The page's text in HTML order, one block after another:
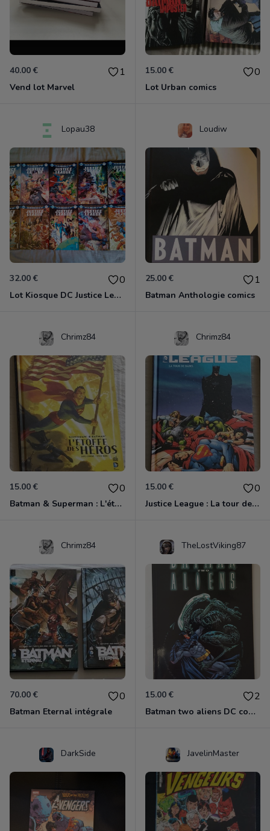
40.00 € 1
Vend lot Marvel
15.00 € 0
Lot Urban comics
Lopau38
32.00 € 0
Lot Kiosque DC Justice League Rebirth
Loudiw
25.00 € 1
Batman Anthologie comics
Chrimz84
15.00 € 0
Batman & Superman : L'étoffe des héros
Chrimz84
15.00 € 0
Justice League : La tour de Babel
Chrimz84
70.00 € 0
Batman Eternal intégrale
TheLostViking87
15.00 € 2
Batman two aliens DC comics
DarkSide JavelinMaster